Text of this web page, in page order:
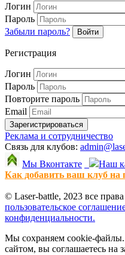
Логин
Пароль
Забыли пароль?
Войти
Регистрация
Логин
Пароль
Повторите пароль
Email
Зарегистрироваться
Реклама и сотрудничество
Связь для клубов:
Мы Вконтакте
Наш
Как добавить ваш клуб на
© Laser-battle, 2023 все
пользовательское
конфиденциальности.
Мы сохраняем cookie-файлы.
сайтом, вы соглашаетесь на